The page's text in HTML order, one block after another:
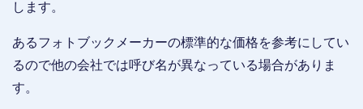
します。
あるフォトブックメーカーの標準的な価格を参考にしてい
るので他の会社では呼び名が異なっている場合がありま
す。